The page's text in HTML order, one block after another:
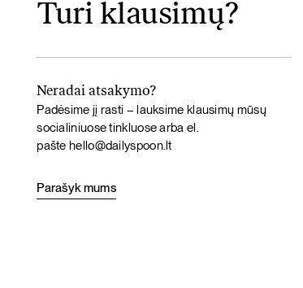
Turi klausimų?
Neradai atsakymo?
Padėsime jį rasti – lauksime klausimų mūsų
socialiniuose tinkluose arba el.
paštehello@dailyspoon.lt
Parašyk mums